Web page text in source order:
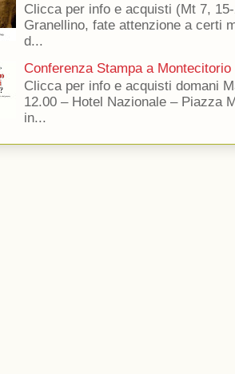
Clicca per info e acquisti (Mt 7,
Granellino, fate attenzione a certi
d...
Conferenza Stampa a Montecitorio
Clicca per info e acquisti domani
12.00 – Hotel Nazionale – Piazza
in...